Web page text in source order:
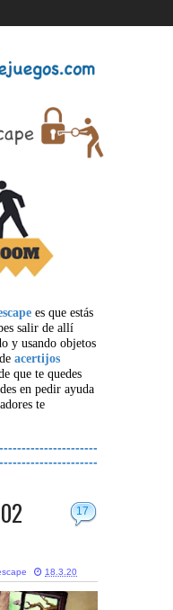
es que estás
salir de allí
y usando objetos
acertijos
que te quedes
en pedir ayuda
te
17
18.3.20